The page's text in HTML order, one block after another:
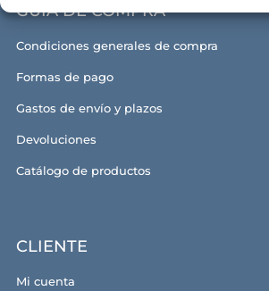
GUÍA DE COMPRA
Condiciones generales de compra
Formas de pago
Gastos de envío y plazos
Devoluciones
Catálogo de productos
CLIENTE
Mi cuenta